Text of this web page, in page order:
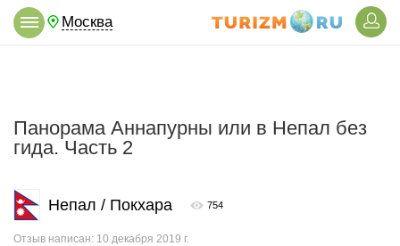
Москва
Панорама Аннапурны или в Непал без
гида. Часть 2
Непал / Покхара 754
Отзыв написан: 10 декабря 2019 г.